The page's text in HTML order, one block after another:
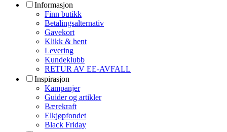
Informasjon
Finn butikk
Betalingsalternativ
Gavekort
Klikk & hent
Levering
Kundeklubb
RETUR AV EE-AVFALL
Inspirasjon
Kampanjer
Guider og artikler
Bærekraft
Elkjøpfondet
Black Friday